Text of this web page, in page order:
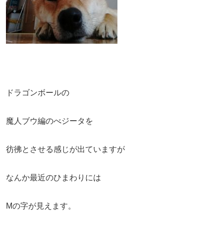
ドラゴンボールの
魔人ブウ編のべジータを
彷彿とさせる感じが出ていますが
なんか最近のひまわりには
Mの字が見えます。